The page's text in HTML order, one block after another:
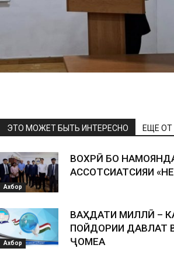
ЭТО МОЖЕТ БЫТЬ ИНТЕРЕСНО ЕЩЕ
Ахбор
ВОХӮРӢ БО
АССОТСИАТСИЯИ
Ахбор
ВАҲДАТИ МИЛЛӢ –
ПОЙДОРИИ ДАВЛАТ
ҶОМЕА